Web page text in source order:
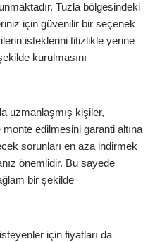
Tuzla bölgesindeki
için güvenilir bir seçenek
isteklerini titizlikle yerine
kurulmasını
uzmanlaşmış kişiler,
monte edilmesini garanti altına
sorunları en aza indirmek
önemlidir. Bu sayede
bir şekilde
için fiyatları da